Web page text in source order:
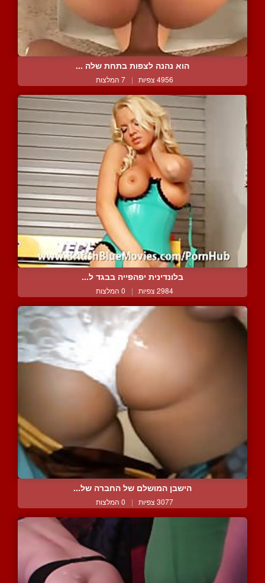
הוא נהנה לצפות בתחת שלה ...
4956 צפיות | 7 המלצות
בלונדינית יפהפייה בבגד ל...
2984 צפיות | 0 המלצות
הישבן המושלם של החברה של...
3077 צפיות | 0 המלצות